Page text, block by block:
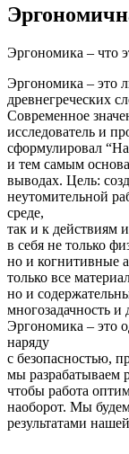
Эргономика – что
Эргономика – это
древнегреческих
Современное
исследователь и
сформулировал
и тем самым
выводах. Цель:
неутомительной
среде,
так и к действиям
в себя не только
но и когнитивные
только все
но и
многозадачность
Эргономика – это
наряду
с безопасностью,
мы разрабатываем
чтобы работа
наоборот. Мы
результатами